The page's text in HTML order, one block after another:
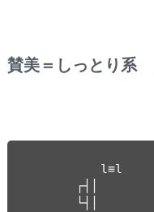
賛美＝しっとり系
l≡l
┌┤│
└┤│